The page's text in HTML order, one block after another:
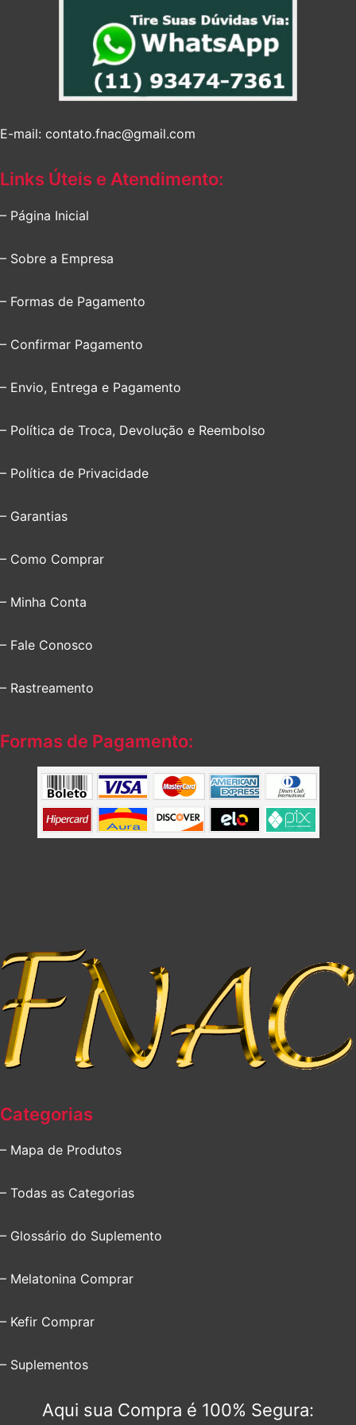
E-mail: contato.fnac@gmail.com
Links Úteis e Atendimento:
– Página Inicial
– Sobre a Empresa
– Formas de Pagamento
– Confirmar Pagamento
– Envio, Entrega e Pagamento
– Política de Troca, Devolução e Reembolso
– Política de Privacidade
– Garantias
– Como Comprar
– Minha Conta
– Fale Conosco
– Rastreamento
Formas de Pagamento:
Categorias
– Mapa de Produtos
– Todas as Categorias
– Glossário do Suplemento
– Melatonina Comprar
– Kefir Comprar
– Suplementos
Aqui sua Compra é 100% Segura: